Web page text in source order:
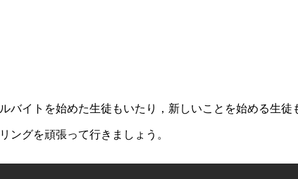
イトを始めた生徒もいたり，新しいことを始める生徒
ングを頑張って行きましょう。